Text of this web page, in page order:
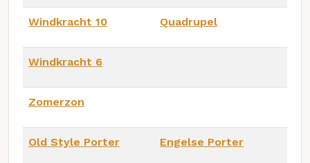
Windkracht 10 Quadrupel
Windkracht 6
Zomerzon
Old Style Porter Engelse Porter